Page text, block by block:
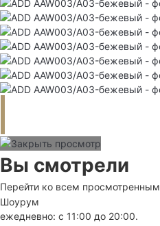
Вы смотрели
Перейти ко всем просмотренным
Шоурум
ежедневно: с 11:00 до 20:00.